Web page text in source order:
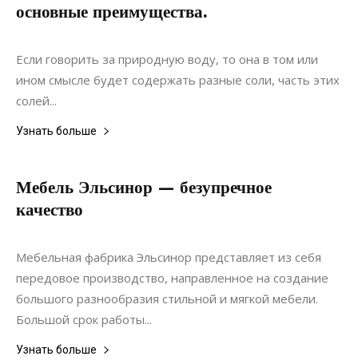
основные преимущества.
07.11.2021
Если говорить за природную воду, то она в том или
ином смысле будет содержать разные соли, часть этих
солей...
Узнать больше
Мебель Эльсинор — безупречное
качество
27.01.2021
Мебельная фабрика Эльсинор представляет из себя
передовое производство, направленное на создание
большого разнообразия стильной и мягкой мебели.
Большой срок работы...
Узнать больше